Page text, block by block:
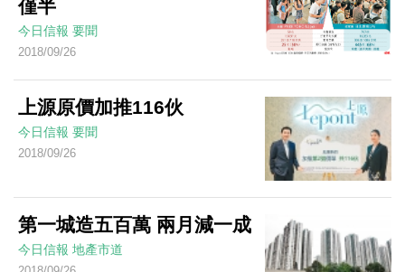
僅半
今日信報 要聞
2018/09/26
上源原價加推116伙
今日信報 要聞
2018/09/26
第一城造五百萬 兩月減一成
今日信報 地產市道